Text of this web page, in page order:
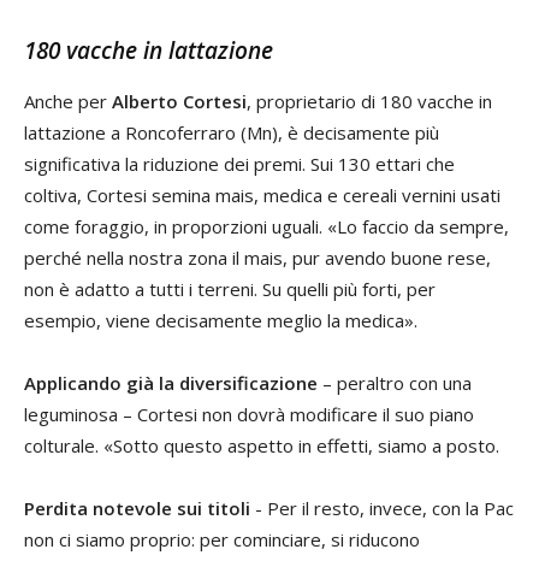
180 vacche in lattazione
Anche per Alberto Cortesi, proprietario di 180 vacche in
lattazione a Roncoferraro (Mn), è decisamente più
significativa la riduzione dei premi. Sui 130 ettari che
coltiva, Cortesi semina mais, medica e cereali vernini usati
come foraggio, in proporzioni uguali. «Lo faccio da sempre,
perché nella nostra zona il mais, pur avendo buone rese,
non è adatto a tutti i terreni. Su quelli più forti, per
esempio, viene decisamente meglio la medica».
Applicando già la diversificazione – peraltro con una
leguminosa – Cortesi non dovrà modificare il suo piano
colturale. «Sotto questo aspetto in effetti, siamo a posto.
Perdita notevole sui titoli - Per il resto, invece, con la Pac
non ci siamo proprio: per cominciare, si riducono